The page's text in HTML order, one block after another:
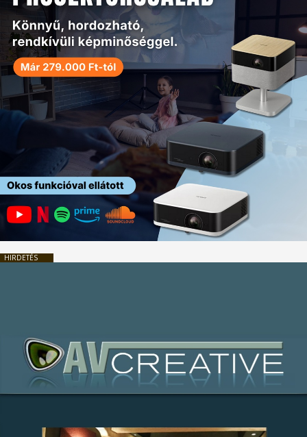
HIRDETÉS